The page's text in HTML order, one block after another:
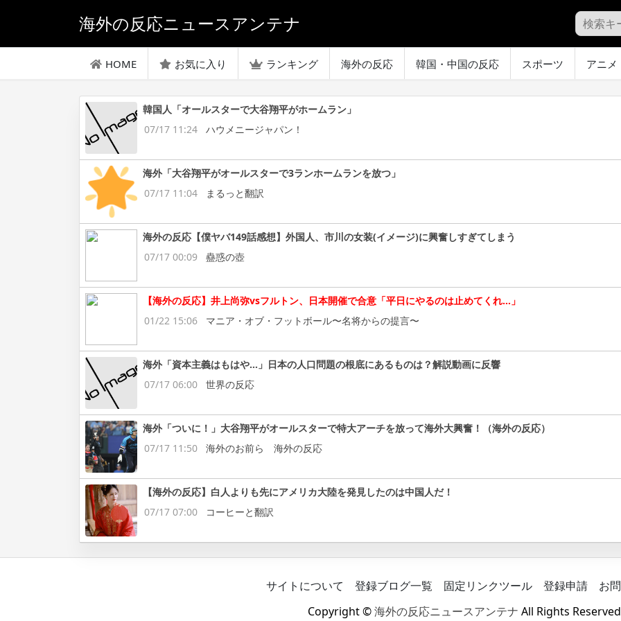
海外の反応ニュースアンテナ
HOME お気に入り ランキング 海外の反応 韓国・中国の反応 スポーツ アニメ
韓国人「オールスターで大谷翔平がホームラン」
07/17 11:24
ハウメニージャパン！
海外「大谷翔平がオールスターで3ランホームランを放つ」
07/17 11:04
まるっと翻訳
海外の反応【僕ヤバ149話感想】外国人、市川の女装(イメージ)に興奮しすぎてしまう
07/17 00:09
蠱惑の壺
【海外の反応】井上尚弥vsフルトン、日本開催で合意「平日にやるのは止めてくれ…」
01/22 15:06
マニア・オブ・フットボール〜名将からの提言〜
海外「資本主義はもはや…」日本の人口問題の根底にあるものは？解説動画に反響
07/17 06:00
世界の反応
海外「ついに！」大谷翔平がオールスターで特大アーチを放って海外大興奮！（海外の反応）
07/17 11:50
海外のお前ら 海外の反応
【海外の反応】白人よりも先にアメリカ大陸を発見したのは中国人だ！
07/17 07:00
コーヒーと翻訳
サイトについて 登録ブログ一覧 固定リンクツール 登録申請
お
Copyright ©海外の反応ニュースアンテナ All Rights